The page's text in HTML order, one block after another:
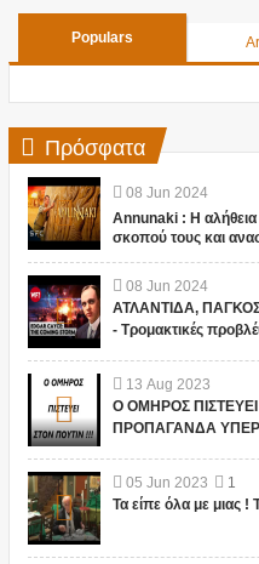
Populars
Πρόσφατα
08 Jun 2024
Annunaki : Η αλήθεια
σκοπού τους και
08 Jun 2024
ΑΤΛΑΝΤΙΔΑ,
- Τρομακτικές
13 Aug 2023
Ο ΟΜΗΡΟΣ
ΠΡΟΠΑΓΑΝΔΑ ΥΠΕΡ
05 Jun 2023
1
Τα είπε όλα με μιας